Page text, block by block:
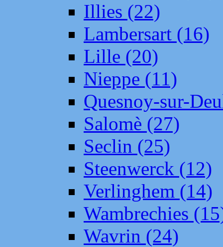
Illies (22)
Lambersart (16)
Lille (20)
Nieppe (11)
Quesnoy-sur-
Salomè (27)
Seclin (25)
Steenwerck (12)
Verlinghem (14)
Wambrechies
Wavrin (24)